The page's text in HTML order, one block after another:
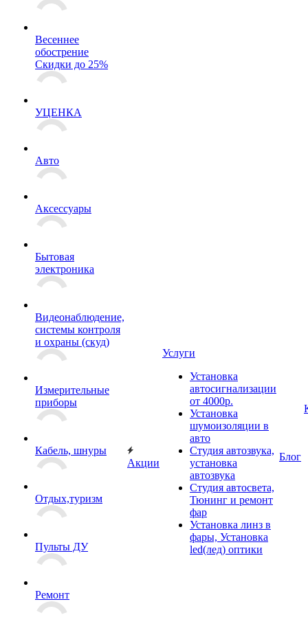
Весеннее
обострение
Скидки до 25%
УЦЕНКА
Авто
Аксессуары
Бытовая
электроника
Видеонаблюдение,
системы контроля
и охраны (скуд)
Измерительные
приборы
Кабель, шнуры
Отдых,туризм
Пульты ДУ
Ремонт
Акции
Услуги
Установка
автосигнализации
от 4000р.
Установка
шумоизоляции в
авто
Студия автозвука,
установка
автозвука
Студия автосвета,
Тюнинг и ремонт
фар
Установка линз в
фары, Установка
led(лед) оптики
Блог